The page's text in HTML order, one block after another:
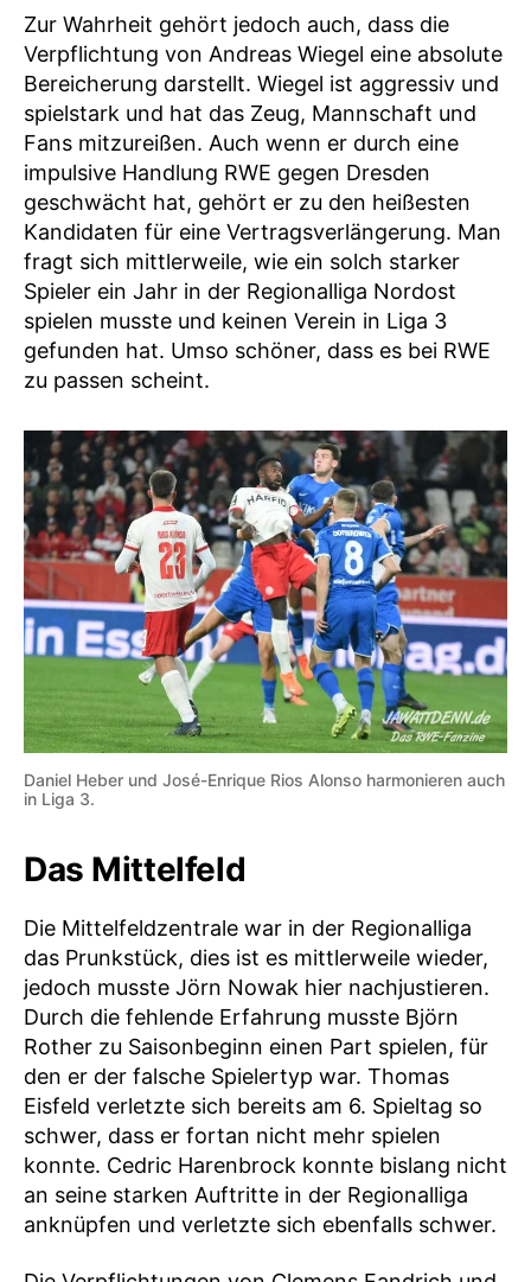
Zur Wahrheit gehört jedoch auch, dass die
Verpflichtung von Andreas Wiegel eine absolute
Bereicherung darstellt. Wiegel ist aggressiv und
spielstark und hat das Zeug, Mannschaft und
Fans mitzureißen. Auch wenn er durch eine
impulsive Handlung RWE gegen Dresden
geschwächt hat, gehört er zu den heißesten
Kandidaten für eine Vertragsverlängerung. Man
fragt sich mittlerweile, wie ein solch starker
Spieler ein Jahr in der Regionalliga Nordost
spielen musste und keinen Verein in Liga 3
gefunden hat. Umso schöner, dass es bei RWE
zu passen scheint.
Daniel Heber und José-Enrique Rios Alonso harmonieren auch
in Liga 3.
Das Mittelfeld
Die Mittelfeldzentrale war in der Regionalliga
das Prunkstück, dies ist es mittlerweile wieder,
jedoch musste Jörn Nowak hier nachjustieren.
Durch die fehlende Erfahrung musste Björn
Rother zu Saisonbeginn einen Part spielen, für
den er der falsche Spielertyp war. Thomas
Eisfeld verletzte sich bereits am 6. Spieltag so
schwer, dass er fortan nicht mehr spielen
konnte. Cedric Harenbrock konnte bislang nicht
an seine starken Auftritte in der Regionalliga
anknüpfen und verletzte sich ebenfalls schwer.